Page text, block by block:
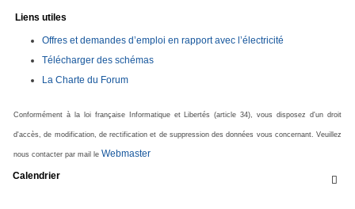
Liens utiles
Offres et demandes d’emploi en rapport avec l’électricité
Télécharger des schémas
La Charte du Forum
Conformément à la loi française Informatique et Libertés (article 34), vous disposez d'un droit
d'accès, de modification, de rectification et de suppression des données vous concernant. Veuillez
nous contacter par mail le Webmaster

Calendrier